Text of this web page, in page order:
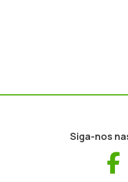
Siga-nos